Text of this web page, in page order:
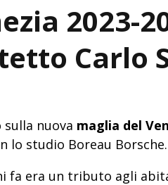
2023-
Carlo
nuova maglia del
lo studio Boreau Borsche.
fa era un tributo agli